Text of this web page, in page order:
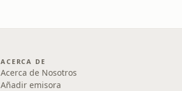
ACERCA DE
Acerca de Nosotros
Añadir emisora